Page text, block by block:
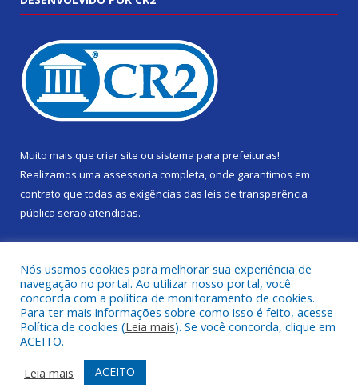
Muito mais que criar site ou sistema para prefeituras!
Realizamos uma assessoria completa, onde garantimos em
contrato que todas as exigências das leis de transparência
pública serão atendidas.
Todos os direitos reservados a Câmara Municipal de Gurupá.
Mapa do Site
Acessar Área Administrativa
Nós usamos cookies para melhorar sua experiência de
navegação no portal. Ao utilizar nosso portal, você
concorda com a política de monitoramento de cookies.
Para ter mais informações sobre como isso é feito, acesse
Política de cookies (Leia mais). Se você concorda, clique em
ACEITO.
Leia mais
ACEITO